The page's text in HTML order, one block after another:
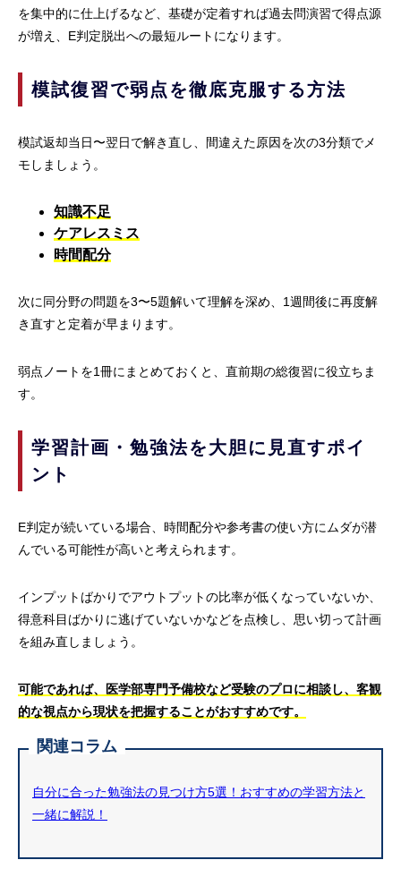
を集中的に仕上げるなど、基礎が定着すれば過去問演習で得点源
が増え、E判定脱出への最短ルートになります。
模試復習で弱点を徹底克服する方法
模試返却当日〜翌日で解き直し、間違えた原因を次の3分類でメ
モしましょう。
知識不足
ケアレスミス
時間配分
次に同分野の問題を3〜5題解いて理解を深め、1週間後に再度解
き直すと定着が早まります。
弱点ノートを1冊にまとめておくと、直前期の総復習に役立ちま
す。
学習計画・勉強法を大胆に見直すポイ
ント
E判定が続いている場合、時間配分や参考書の使い方にムダが潜
んでいる可能性が高いと考えられます。
インプットばかりでアウトプットの比率が低くなっていないか、
得意科目ばかりに逃げていないかなどを点検し、思い切って計画
を組み直しましょう。
可能であれば、医学部専門予備校など受験のプロに相談し、客観
的な視点から現状を把握することがおすすめです。
関連コラム
自分に合った勉強法の見つけ方5選！おすすめの学習方法と
一緒に解説！